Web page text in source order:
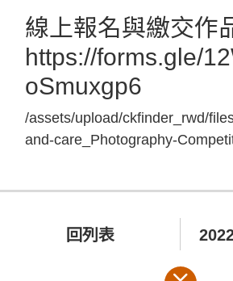
線上報名與繳交作
https://forms.gle/
oSmuxgp6
/assets/upload/ckfinder_rwd/
and-care_Photography-
回列表